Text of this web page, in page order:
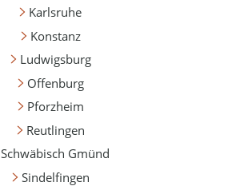
Karlsruhe
Konstanz
Ludwigsburg
Offenburg
Pforzheim
Reutlingen
Schwäbisch Gmünd
Sindelfingen